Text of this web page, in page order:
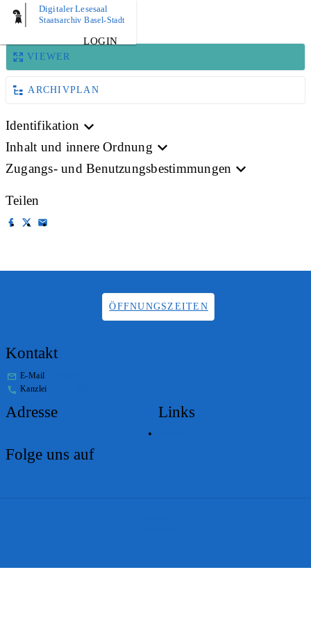
Digitaler Lesesaal
Staatsarchiv Basel-Stadt
LOGIN
BILD
VIEWER
ARCHIVPLAN
Identifikation
Inhalt und innere Ordnung
Zugangs- und Benutzungsbestimmungen
Teilen
ÖFFNUNGSZEITEN
Kontakt
E-Mail
Kanzlei
Adresse Links
Folge uns auf